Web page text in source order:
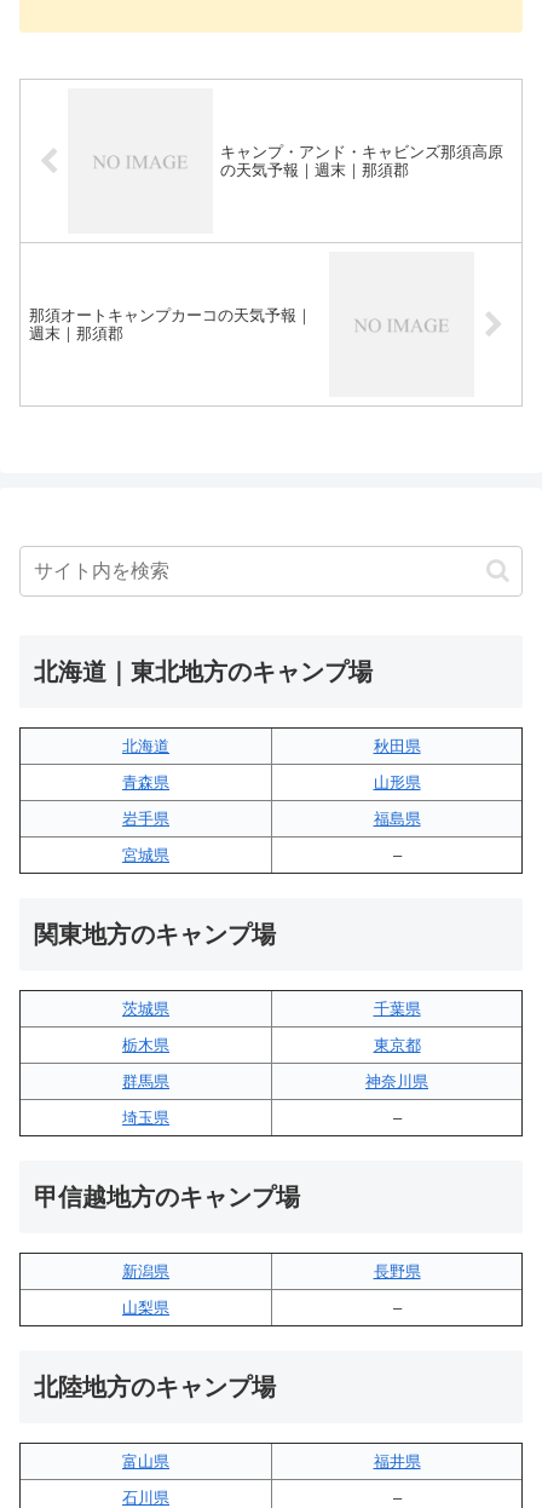
キャンプ・アンド・キャビンズ那須高原
の天気予報｜週末｜那須郡
那須オートキャンプカーコの天気予報｜
週末｜那須郡
北海道｜東北地方のキャンプ場
北海道
秋田県
青森県
山形県
岩手県
福島県
宮城県
–
関東地方のキャンプ場
茨城県
千葉県
栃木県
東京都
群馬県
神奈川県
埼玉県
–
甲信越地方のキャンプ場
新潟県
長野県
山梨県
–
北陸地方のキャンプ場
富山県
福井県
石川県
–